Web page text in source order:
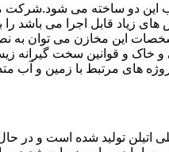
این دو ساخته می
زیاد قابل اجرا می باشد
مخازن می توان به نصب
و خاک و قوانین سخت
های مرتبط با زمین و آب
اتیلن تولید شده است و در